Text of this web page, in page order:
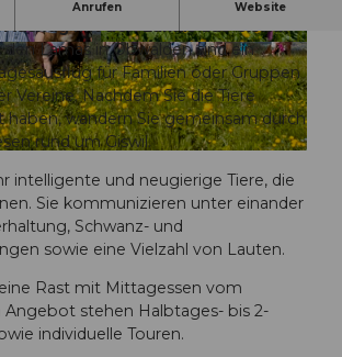
© David Birri
Anrufen Website
mit den Lamas aus Giswil.
den Lamas in Obwalden sind ein
für Familien oder Gruppen
Vereine. Nachdem Sie die Tiere
haben, wandern Sie gemeinsam durch
rund um Giswil.
intelligente und neugierige Tiere, die
Sie kommunizieren unter einander
Schwanz- und
sowie eine Vielzahl von Lauten.
Rast mit Mittagessen vom
Angebot stehen Halbtages- bis 2-
individuelle Touren.